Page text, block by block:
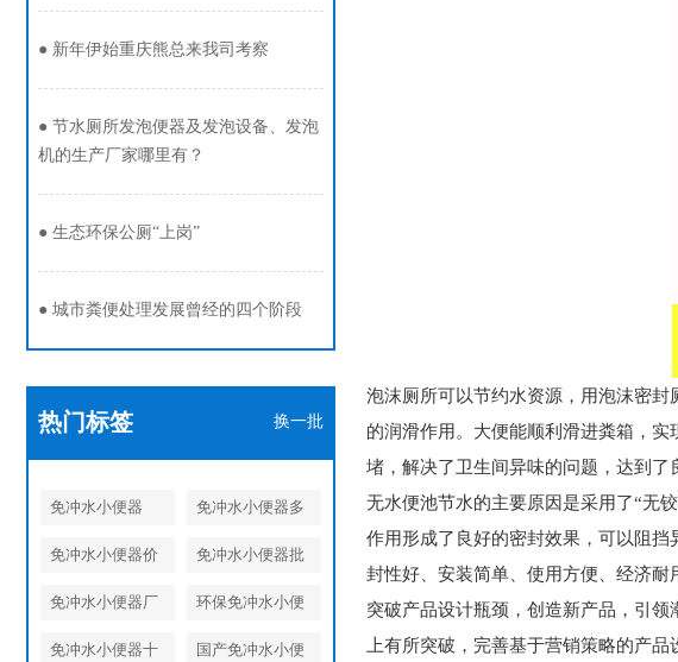
● 新年伊始重庆熊总来我司考察
● 节水厕所发泡便器及发泡设备、发泡
机的生产厂家哪里有？
● 生态环保公厕“上岗”
● 城市粪便处理发展曾经的四个阶段
热门标签 换一批
免冲水小便器
免冲水小便器多
少钱
免冲水小便器价
格
免冲水小便器批
免冲水小便器厂
家
环保免冲水小便
器
免冲水小便器十
国产免冲水小便
泡沫厕所可以节约水资源，用泡沫密
的润滑作用。大便能顺利滑进粪箱，
堵，解决了卫生间异味的问题，达到了
无水便池节水的主要原因是采用了“无
作用形成了良好的密封效果，可以阻
封性好、安装简单、使用方便、经济耐
突破产品设计瓶颈，创造新产品，引
上有所突破，完善基于营销策略的产品